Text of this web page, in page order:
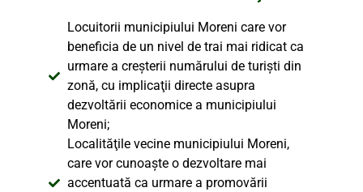
Locuitorii municipiului Moreni care vor
beneficia de un nivel de trai mai ridicat ca
urmare a creşterii numărului de turişti din
zonă, cu implicaţii directe asupra
dezvoltării economice a municipiului
Moreni;
Localităţile vecine municipiului Moreni,
care vor cunoaşte o dezvoltare mai
accentuată ca urmare a promovării